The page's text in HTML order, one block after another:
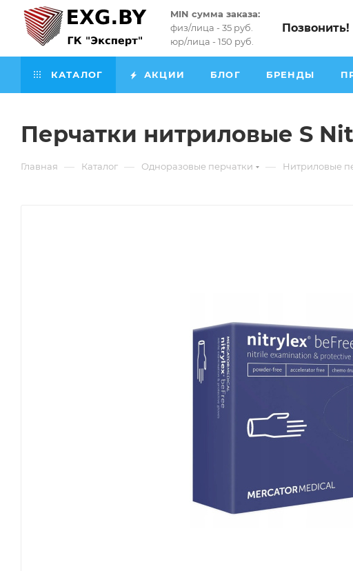
MIN сумма заказа:
физ/лица - 35 руб.
юр/лица - 150 руб.
Позвонить!
КАТАЛОГ АКЦИИ БЛОГ БРЕНДЫ
Перчатки нитриловые S
Главная — Каталог — Одноразовые перчатки — Нитриловые